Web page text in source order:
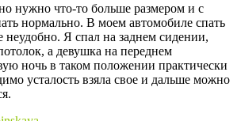
нужно что-то больше размером и с
нормально. В моем автомобиле спать
неудобно. Я спал на заднем сидении,
а девушка на переднем
ночь в таком положении практически
усталость взяла свое и дальше можно